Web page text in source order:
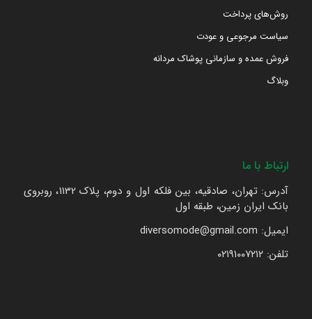
روش‌های پرداخت
سیاست مرجوعی و عودت
فروش عمده و سازمانی پوشاک مردانه
وبلاگ
ارتباط با ما
آدرس: تهران، صادقیه، بین فلکه اول و دوم، پلاک 1132، روبروی
بانک ایران زمین، طبقه اول
ایمیل: diversomode@gmail.com
تلفن: ۰۲۱۹۱۰۰۷۲۱۲